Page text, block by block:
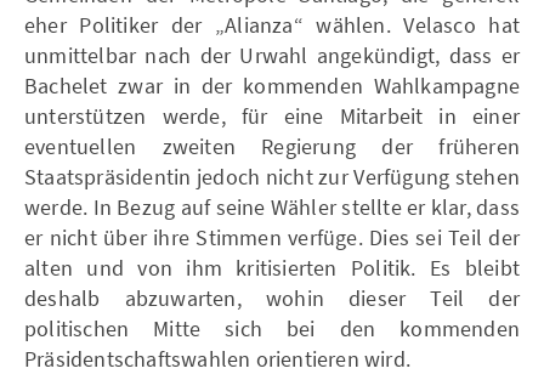
eher Politiker der „Alianza“ wählen. Velasco hat
unmittelbar nach der Urwahl angekündigt, dass er
Bachelet zwar in der kommenden Wahlkampagne
unterstützen werde, für eine Mitarbeit in einer
eventuellen zweiten Regierung der früheren
Staatspräsidentin jedoch nicht zur Verfügung stehen
werde. In Bezug auf seine Wähler stellte er klar, dass
er nicht über ihre Stimmen verfüge. Dies sei Teil der
alten und von ihm kritisierten Politik. Es bleibt
deshalb abzuwarten, wohin dieser Teil der
politischen Mitte sich bei den kommenden
Präsidentschaftswahlen orientieren wird.